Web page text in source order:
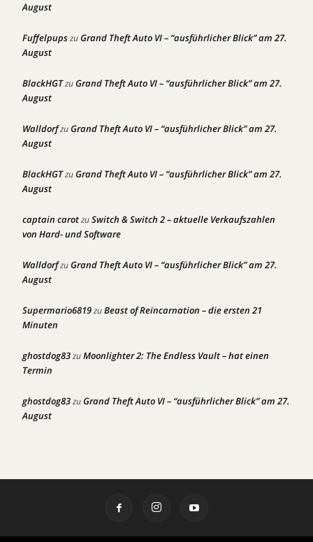
August
FuffelpupszuGrand Theft Auto VI – “ausführlicher Blick” am 27.
August
BlackHGTzuGrand Theft Auto VI – “ausführlicher Blick” am 27.
August
WalldorfzuGrand Theft Auto VI – “ausführlicher Blick” am 27.
August
BlackHGTzuGrand Theft Auto VI – “ausführlicher Blick” am 27.
August
captain carotzuSwitch & Switch 2 – aktuelle Verkaufszahlen
von Hard- und Software
WalldorfzuGrand Theft Auto VI – “ausführlicher Blick” am 27.
August
Supermario6819zuBeast of Reincarnation – die ersten 21
Minuten
ghostdog83zuMoonlighter 2: The Endless Vault – hat einen
Termin
ghostdog83zuGrand Theft Auto VI – “ausführlicher Blick” am 27.
August